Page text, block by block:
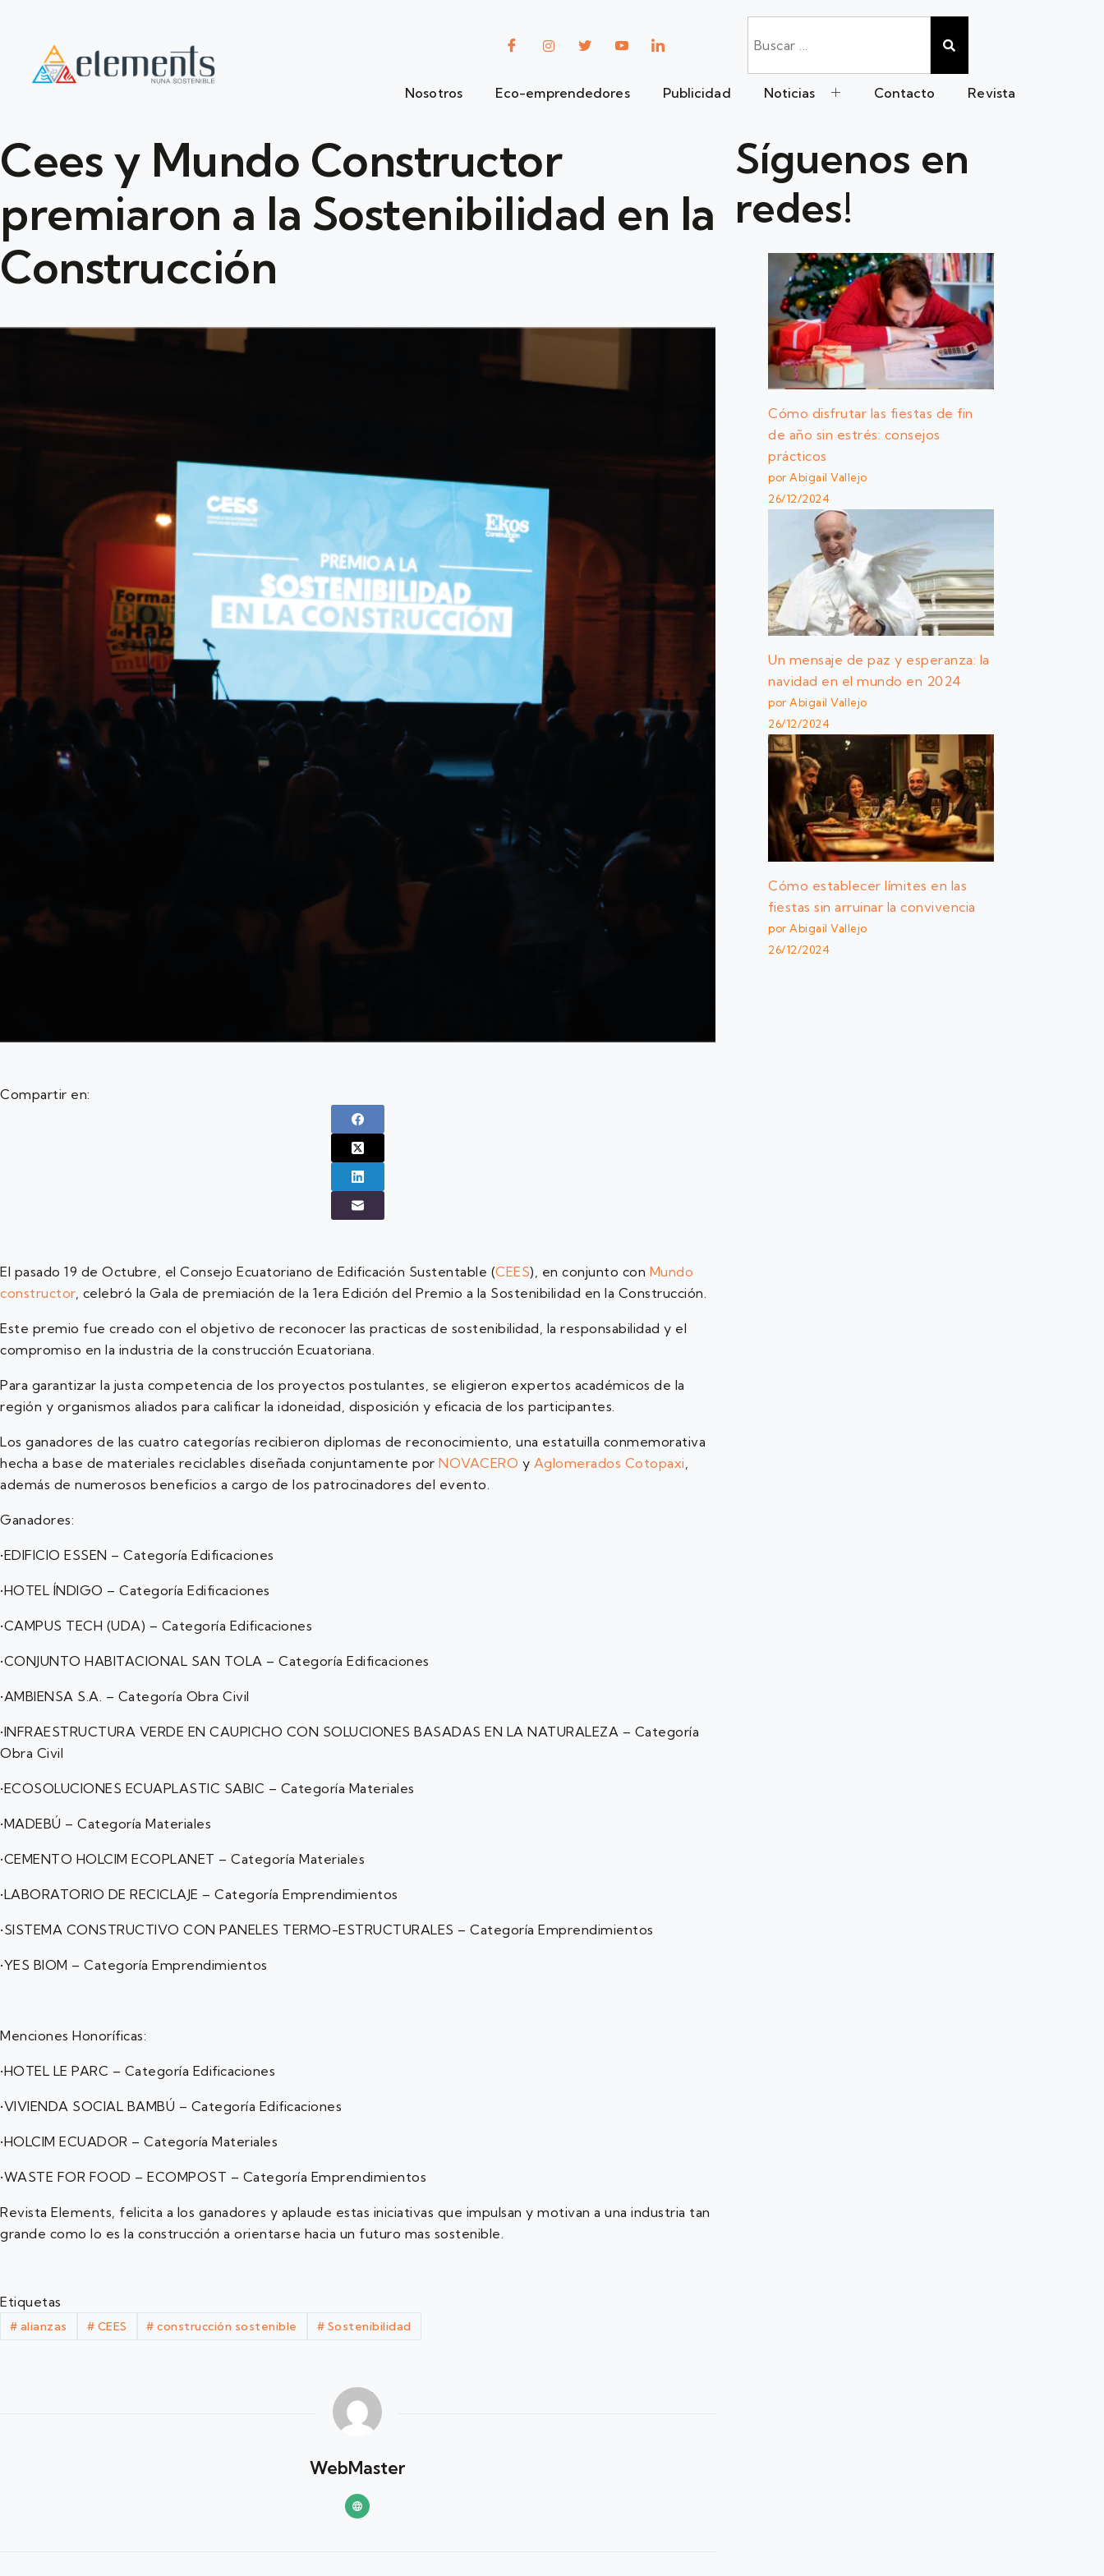
Nosotros Eco-emprendedores Publicidad Noticias Contacto Revista
Cees y Mundo Constructor
premiaron a la Sostenibilidad en la
Construcción
Compartir en:
El pasado 19 de Octubre, el Consejo Ecuatoriano de Edificación Sustentable (CEES), en conjunto con Mundo
constructor, celebró la Gala de premiación de la 1era Edición del Premio a la Sostenibilidad en la Construcción.
Este premio fue creado con el objetivo de reconocer las practicas de sostenibilidad, la responsabilidad y el
compromiso en la industria de la construcción Ecuatoriana.
Para garantizar la justa competencia de los proyectos postulantes, se eligieron expertos académicos de la
región y organismos aliados para calificar la idoneidad, disposición y eficacia de los participantes.
Los ganadores de las cuatro categorías recibieron diplomas de reconocimiento, una estatuilla conmemorativa
hecha a base de materiales reciclables diseñada conjuntamente por NOVACERO y Aglomerados Cotopaxi
además de numerosos beneficios a cargo de los patrocinadores del evento.
Ganadores:
•EDIFICIO ESSEN – Categoría Edificaciones
•HOTEL ÍNDIGO – Categoría Edificaciones
•CAMPUS TECH (UDA) – Categoría Edificaciones
•CONJUNTO HABITACIONAL SAN TOLA – Categoría Edificaciones
•AMBIENSA S.A. – Categoría Obra Civil
•INFRAESTRUCTURA VERDE EN CAUPICHO CON SOLUCIONES BASADAS EN LA NATURALEZA – Categoría
Obra Civil
•ECOSOLUCIONES ECUAPLASTIC SABIC – Categoría Materiales
•MADEBÚ – Categoría Materiales
•CEMENTO HOLCIM ECOPLANET – Categoría Materiales
•LABORATORIO DE RECICLAJE – Categoría Emprendimientos
•SISTEMA CONSTRUCTIVO CON PANELES TERMO-ESTRUCTURALES – Categoría Emprendimientos
•YES BIOM – Categoría Emprendimientos
Menciones Honoríficas:
•HOTEL LE PARC – Categoría Edificaciones
•VIVIENDA SOCIAL BAMBÚ – Categoría Edificaciones
•HOLCIM ECUADOR – Categoría Materiales
•WASTE FOR FOOD – ECOMPOST – Categoría Emprendimientos
Revista Elements, felicita a los ganadores y aplaude estas iniciativas que impulsan y motivan a una industria tan
grande como lo es la construcción a orientarse hacia un futuro mas sostenible.
Etiquetas
# alianzas # CEES # construcción sostenible # Sostenibilidad
WebMaster
Síguenos en
redes!
Cómo disfrutar las fiestas de fin
de año sin estrés: consejos
prácticos
por Abigail Vallejo
26/12/2024
Un mensaje de paz y esperanza: la
navidad en el mundo en 2024
por Abigail Vallejo
26/12/2024
Cómo establecer límites en las
fiestas sin arruinar la convivencia
por Abigail Vallejo
26/12/2024